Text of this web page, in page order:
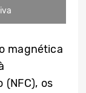
magnética
os